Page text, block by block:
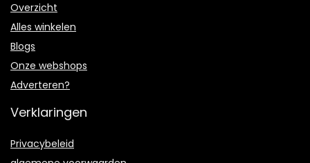
Overzicht
Alles winkelen
Blogs
Onze webshops
Adverteren?
Verklaringen
Privacybeleid